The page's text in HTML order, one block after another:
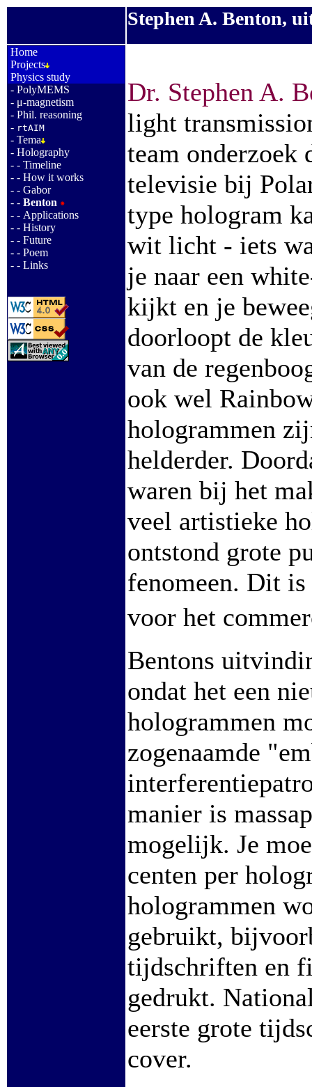
Stephen A. Benton,
Home
Projects
Physics study
- PolyMEMS
- μ-magnetism
- Phil. reasoning
- rtAIM
- Tema
- Holography
- - Timeline
- - How it works
- - Gabor
- - Benton
- - Applications
- - History
- - Future
- - Poem
- - Links
Dr. Stephen A.
light
team onderzoek
televisie bij
type hologram
wit licht - iets
je naar een
kijkt en je
doorloopt de
van de
ook wel
hologrammen
helderder.
waren bij het
veel artistieke
ontstond grote
fenomeen. Dit
voor het
Bentons
ondat het een
hologrammen
zogenaamde
manier is
mogelijk. Je
centen per
hologrammen
gebruikt,
tijdschriften en
gedrukt.
eerste grote
cover.